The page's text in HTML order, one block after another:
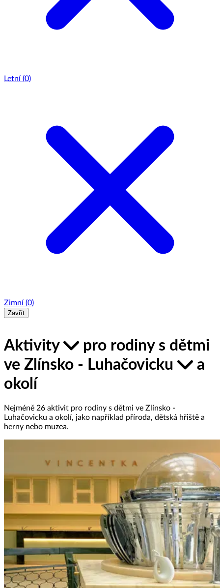
Letní (0)
Zimní (0)
Zavřít
Aktivity
pro rodiny s dětmi
ve Zlínsko - Luhačovicku
a
okolí
Nejméně 26 aktivit pro rodiny s dětmi ve Zlínsko -
Luhačovicku a okolí, jako například příroda, dětská hřiště a
herny nebo muzea.